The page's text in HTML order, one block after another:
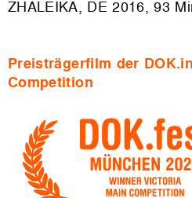
ZHALEIKA, DE 2016, 93
Preisträgerfilm der
Competition